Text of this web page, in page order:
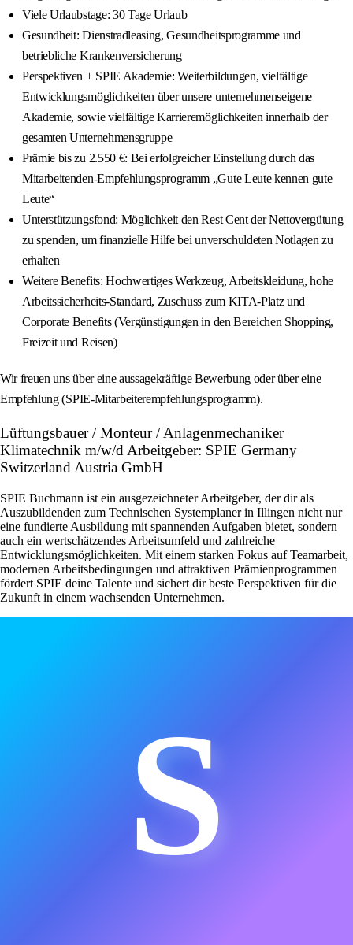
Viele Urlaubstage: 30 Tage Urlaub
Gesundheit: Dienstradleasing, Gesundheitsprogramme und
betriebliche Krankenversicherung
Perspektiven + SPIE Akademie: Weiterbildungen, vielfältige
Entwicklungsmöglichkeiten über unsere unternehmenseigene
Akademie, sowie vielfältige Karrieremöglichkeiten innerhalb der
gesamten Unternehmensgruppe
Prämie bis zu 2.550 €: Bei erfolgreicher Einstellung durch das
Mitarbeitenden-Empfehlungsprogramm „Gute Leute kennen gute
Leute“
Unterstützungsfond: Möglichkeit den Rest Cent der Nettovergütung
zu spenden, um finanzielle Hilfe bei unverschuldeten Notlagen zu
erhalten
Weitere Benefits: Hochwertiges Werkzeug, Arbeitskleidung, hohe
Arbeitssicherheits-Standard, Zuschuss zum KITA-Platz und
Corporate Benefits (Vergünstigungen in den Bereichen Shopping,
Freizeit und Reisen)
Wir freuen uns über eine aussagekräftige Bewerbung oder über eine
Empfehlung (SPIE-Mitarbeiterempfehlungsprogramm).
Lüftungsbauer / Monteur / Anlagenmechaniker
Klimatechnik m/w/d Arbeitgeber: SPIE Germany
Switzerland Austria GmbH
SPIE Buchmann ist ein ausgezeichneter Arbeitgeber, der dir als
Auszubildenden zum Technischen Systemplaner in Illingen nicht nur
eine fundierte Ausbildung mit spannenden Aufgaben bietet, sondern
auch ein wertschätzendes Arbeitsumfeld und zahlreiche
Entwicklungsmöglichkeiten. Mit einem starken Fokus auf Teamarbeit,
modernen Arbeitsbedingungen und attraktiven Prämienprogrammen
fördert SPIE deine Talente und sichert dir beste Perspektiven für die
Zukunft in einem wachsenden Unternehmen.
S